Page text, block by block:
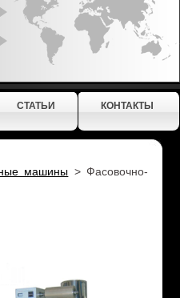
СТАТЬИ КОНТАКТЫ
машины >Фасовочно-